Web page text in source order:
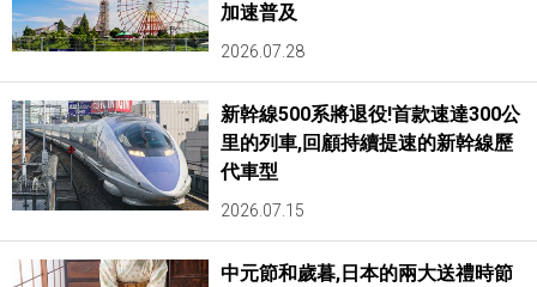
加速普及
2026.07.28
新幹線500系將退役!首款速達300公
里的列車,回顧持續提速的新幹線歷
代車型
2026.07.15
中元節和歲暮,日本的兩大送禮時節